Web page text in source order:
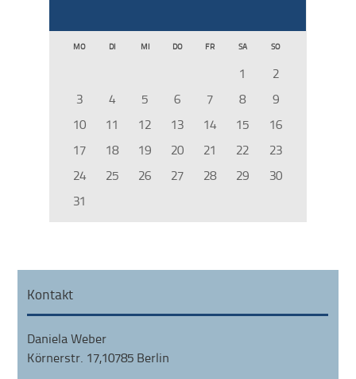
MO DI MI DO FR SA SO
1
2
3
4 5 6 7 8
9
10
11 12 13 14 15
16
17
18 19 20 21 22
23
24
25 26 27 28 29
30
31
Kontakt
Daniela Weber
Körnerstr. 17,10785 Berlin